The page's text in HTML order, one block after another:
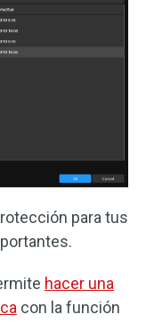
para tus
hacer una
con la función